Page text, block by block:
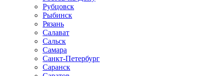
Рубцовск
Рыбинск
Рязань
Салават
Сальск
Самара
Санкт-Петербург
Саранск